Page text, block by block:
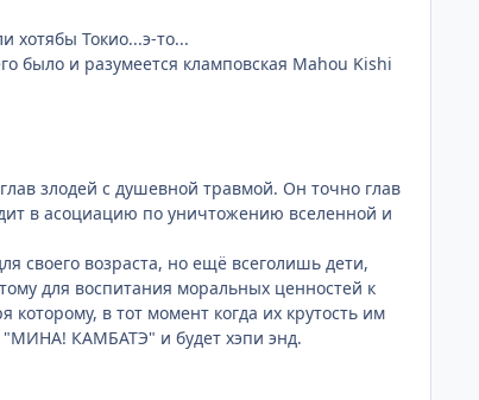
хотябы Токио...э-то...
было и разумеется кламповская Mahou Kishi
злодей с душевной травмой. Он точно глав
в асоциацию по уничтожению вселенной и
своего возраста, но ещё всеголишь дети,
для воспитания моральных ценностей к
которому, в тот момент когда их крутость им
"МИНА! КАМБАТЭ" и будет хэпи энд.